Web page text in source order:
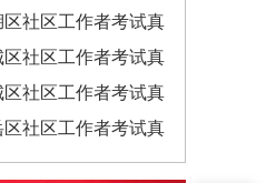
社区工作者考试真
社区工作者考试真
社区工作者考试真
社区工作者考试真